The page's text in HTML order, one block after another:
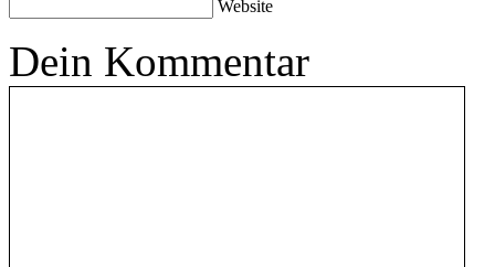
Website
Dein Kommentar